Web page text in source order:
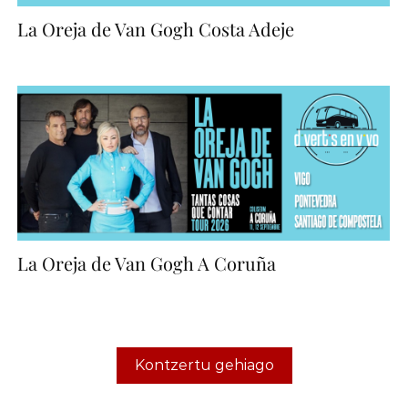
La Oreja de Van Gogh Costa Adeje
La Oreja de Van Gogh A Coruña
Kontzertu gehiago